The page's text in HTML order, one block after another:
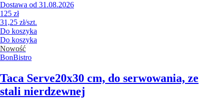
Dostawa od 31.08.2026
125 zł
31,25 zł/szt.
Do koszyka
Do koszyka
Nowość
BonBistro
Taca Serve20x30 cm, do serwowania, ze
stali nierdzewnej